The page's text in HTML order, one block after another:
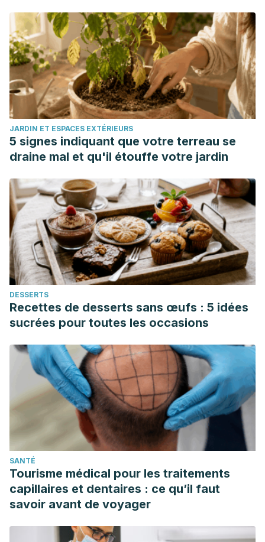
Noviembre 2021.
American Heart Association News. Are eggs good for you
or not? American Heart Association. Agosto 2018.
Coelho M. O, Monteine A. J, et al. Mycoprotein as a
possible alternative source of dietary protein to support
muscle and metabolic health.Nutrition Reviews
. Junio 2020.
78 (6): 486-497.
Dong Hyeon K, Jeong D, et al. Modern perspectives on
the health benefits of kefir in next generation sequencing
era: improvement of the gut host microbiota.
Reviews in Food Science and Nutrition. 2019. 59 (11): 1782-
1793.
Food Data Central. Chicken, ground, raw. Abril 2019. U.S.
Department of Agriculture.
Food Data Central. Ground, beef, raw. Octubre 2020. U.S.
Department of Agriculture.
Food Data Central. Lentils, raw. Abril 2019. U.S. Department
of Agriculture.
Department of Agriculture.
Food Data Central. Nuts, almonds. Abril 2019. U.S.
Department of Agriculture.
Food Data Central. Oats, raw. Octubre 2020. U.S.
Department of Agriculture.
Lonnie M, Hooker E, et al. Protein for life: review of optimal
protein intake, sustainable dietary sources, and the effect
on appetite on aging adults.Nutrients.
Marzo 2018. 10 (3):
360.
Medline Plus. Tendencias en alimentos saludables – frijoles
y legumbres. National Library of Medicine. Mayo 2020.
Organización de las Naciones Unidas para la Agricultura y
la Alimentación (FAO). La Quinua: cultivo milenario para
JARDIN ET ESPACES EXTÉRIEURS
5 signes indiquant que votre terreau se
draine mal et qu'il étouffe votre jardin
DESSERTS
Recettes de desserts sans œufs : 5 idées
sucrées pour toutes les occasions
SANTÉ
Tourisme médical pour les traitements
capillaires et dentaires : ce qu’il faut
savoir avant de voyager